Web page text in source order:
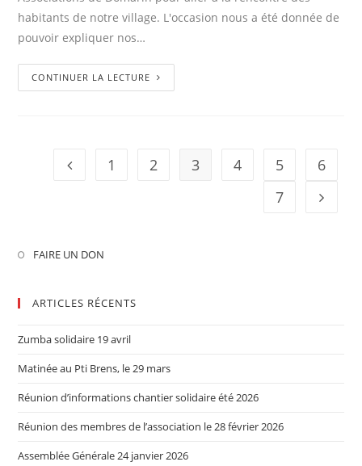
habitants de notre village. L'occasion nous a été donnée de
pouvoir expliquer nos…
CONTINUER LA LECTURE
1 2 3 4 5
6
7
FAIRE UN DON
ARTICLES RÉCENTS
Zumba solidaire 19 avril
Matinée au Pti Brens, le 29 mars
Réunion d’informations chantier solidaire été 2026
Réunion des membres de l’association le 28 février 2026
Assemblée Générale 24 janvier 2026